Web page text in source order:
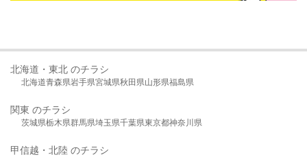
北海道・東北 のチラシ
北海道青森県岩手県宮城県秋田県山形県福島県
関東 のチラシ
茨城県栃木県群馬県埼玉県千葉県東京都神奈川県
甲信越・北陸 のチラシ